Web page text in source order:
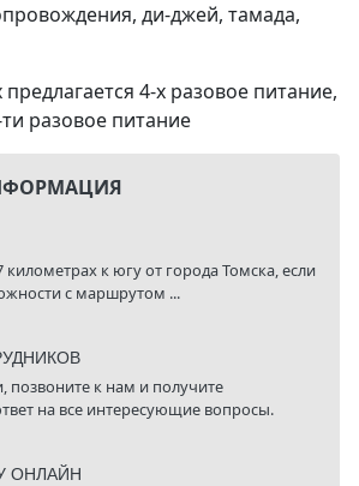
ди-джей, тамада,
4-х разовое питание,
разовое питание
к югу от города Томска, если
с маршрутом ...
позвоните к нам и получите
на все интересующие вопросы.
ОНЛАЙН